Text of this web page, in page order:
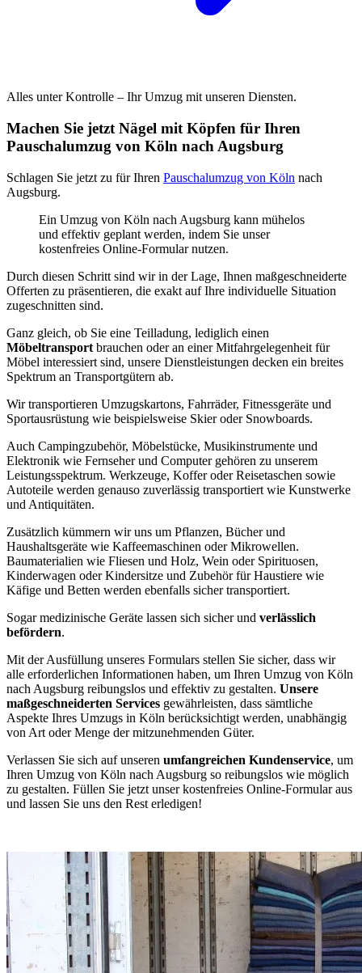
Alles unter Kontrolle – Ihr Umzug mit unseren Diensten.
Machen Sie jetzt Nägel mit Köpfen für Ihren
Pauschalumzug von Köln nach Augsburg
Schlagen Sie jetzt zu für Ihren Pauschalumzug von Köln nach
Augsburg.
Ein Umzug von Köln nach Augsburg kann mühelos
und effektiv geplant werden, indem Sie unser
kostenfreies Online-Formular nutzen.
Durch diesen Schritt sind wir in der Lage, Ihnen maßgeschneiderte
Offerten zu präsentieren, die exakt auf Ihre individuelle Situation
zugeschnitten sind.
Ganz gleich, ob Sie eine Teilladung, lediglich einen
Möbeltransport brauchen oder an einer Mitfahrgelegenheit für
Möbel interessiert sind, unsere Dienstleistungen decken ein breites
Spektrum an Transportgütern ab.
Wir transportieren Umzugskartons, Fahrräder, Fitnessgeräte und
Sportausrüstung wie beispielsweise Skier oder Snowboards.
Auch Campingzubehör, Möbelstücke, Musikinstrumente und
Elektronik wie Fernseher und Computer gehören zu unserem
Leistungsspektrum. Werkzeuge, Koffer oder Reisetaschen sowie
Autoteile werden genauso zuverlässig transportiert wie Kunstwerke
und Antiquitäten.
Zusätzlich kümmern wir uns um Pflanzen, Bücher und
Haushaltsgeräte wie Kaffeemaschinen oder Mikrowellen.
Baumaterialien wie Fliesen und Holz, Wein oder Spirituosen,
Kinderwagen oder Kindersitze und Zubehör für Haustiere wie
Käfige und Betten werden ebenfalls sicher transportiert.
Sogar medizinische Geräte lassen sich sicher und verlässlich
befördern.
Mit der Ausfüllung unseres Formulars stellen Sie sicher, dass wir
alle erforderlichen Informationen haben, um Ihren Umzug von Köln
nach Augsburg reibungslos und effektiv zu gestalten. Unsere
maßgeschneiderten Services gewährleisten, dass sämtliche
Aspekte Ihres Umzugs in Köln berücksichtigt werden, unabhängig
von Art oder Menge der mitzunehmenden Güter.
Verlassen Sie sich auf unseren umfangreichen Kundenservice, um
Ihren Umzug von Köln nach Augsburg so reibungslos wie möglich
zu gestalten. Füllen Sie jetzt unser kostenfreies Online-Formular aus
und lassen Sie uns den Rest erledigen!